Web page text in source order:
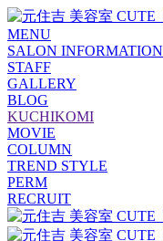
MENU
SALON INFORMATION
STAFF
GALLERY
BLOG
KUCHIKOMI
MOVIE
COLUMN
TREND STYLE
PERM
RECRUIT